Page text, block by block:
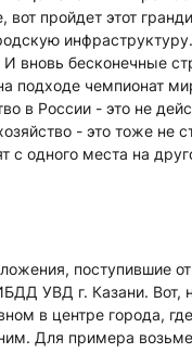
пройдет этот
вновь бесконечные
подходе чемпионат
в России - это не
- это тоже не
с одного места на
поступившие
УВД г. Казани. Вот,
в центре города,
Для примера